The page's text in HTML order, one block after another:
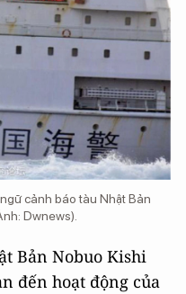
cảnh báo tàu Nhật Bản
Dwnews).
Bản Nobuo Kishi
đến hoạt động của